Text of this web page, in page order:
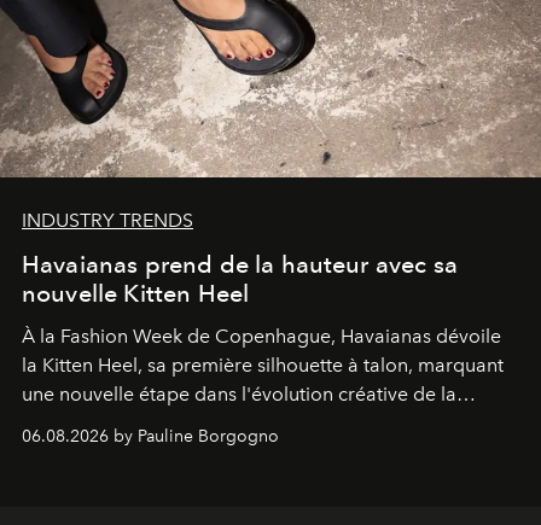
INDUSTRY TRENDS
Havaianas prend de la hauteur avec sa
nouvelle Kitten Heel
À la Fashion Week de Copenhague, Havaianas dévoile
la Kitten Heel, sa première silhouette à talon, marquant
une nouvelle étape dans l'évolution créative de la
06.08.2026 by Pauline Borgogno